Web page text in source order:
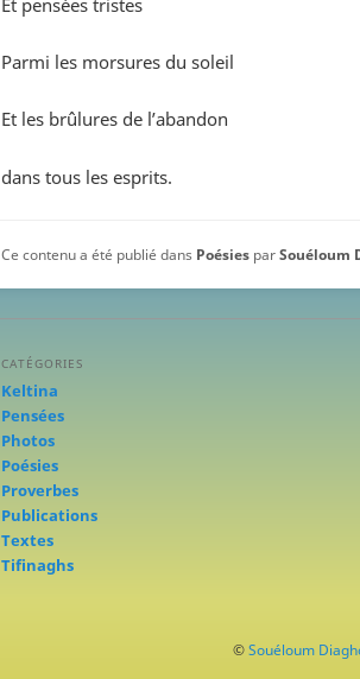
Parmi les morsures du soleil
Et les brûlures de l’abandon
dans tous les esprits.
Ce contenu a été publié dans Poésies parSouéloum
CATÉGORIES
Keltina
Pensées
Photos
Poésies
Proverbes
Publications
Textes
Tifinaghs
© Souéloum